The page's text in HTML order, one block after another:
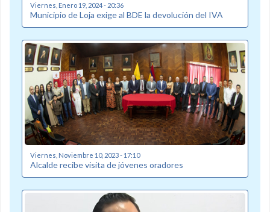
Viernes, Enero 19, 2024 - 20:36
Municipio de Loja exige al BDE la devolución del IVA
Viernes, Noviembre 10, 2023 - 17:10
Alcalde recibe visita de jóvenes oradores